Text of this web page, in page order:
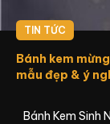
TIN TỨC
Bánh kem
mẫu đẹp & ý
Bánh Kem Sinh